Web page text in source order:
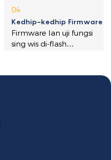
lan kemampuan
04
Kedhip-kedhip Firmware
Firmware lan uji fungsi
sing wis di-flash